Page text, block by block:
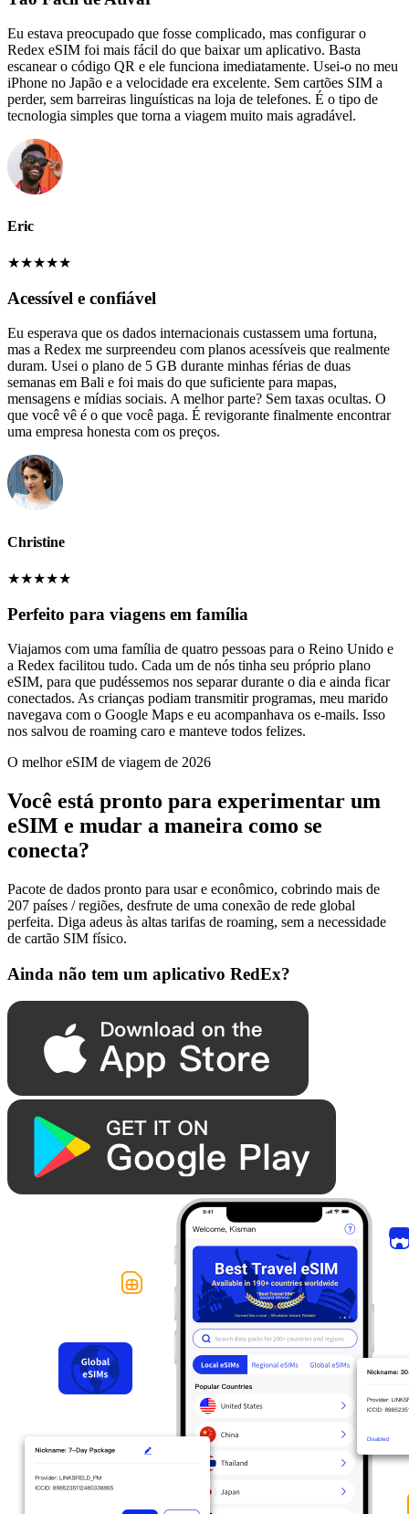
Eu estava preocupado que fosse complicado, mas configurar o
Redex eSIM foi mais fácil do que baixar um aplicativo. Basta
escanear o código QR e ele funciona imediatamente. Usei-o no meu
iPhone no Japão e a velocidade era excelente. Sem cartões SIM a
perder, sem barreiras linguísticas na loja de telefones. É o tipo de
tecnologia simples que torna a viagem muito mais agradável.
Eric
★★★★★
Acessível e confiável
Eu esperava que os dados internacionais custassem uma fortuna,
mas a Redex me surpreendeu com planos acessíveis que realmente
duram. Usei o plano de 5 GB durante minhas férias de duas
semanas em Bali e foi mais do que suficiente para mapas,
mensagens e mídias sociais. A melhor parte? Sem taxas ocultas. O
que você vê é o que você paga. É revigorante finalmente encontrar
uma empresa honesta com os preços.
Christine
★★★★★
Perfeito para viagens em família
Viajamos com uma família de quatro pessoas para o Reino Unido e
a Redex facilitou tudo. Cada um de nós tinha seu próprio plano
eSIM, para que pudéssemos nos separar durante o dia e ainda ficar
conectados. As crianças podiam transmitir programas, meu marido
navegava com o Google Maps e eu acompanhava os e-mails. Isso
nos salvou de roaming caro e manteve todos felizes.
O melhor eSIM de viagem de 2026
Você está pronto para experimentar um
eSIM e mudar a maneira como se
conecta?
Pacote de dados pronto para usar e econômico, cobrindo mais de
207 países / regiões, desfrute de uma conexão de rede global
perfeita. Diga adeus às altas tarifas de roaming, sem a necessidade
de cartão SIM físico.
Ainda não tem um aplicativo RedEx?